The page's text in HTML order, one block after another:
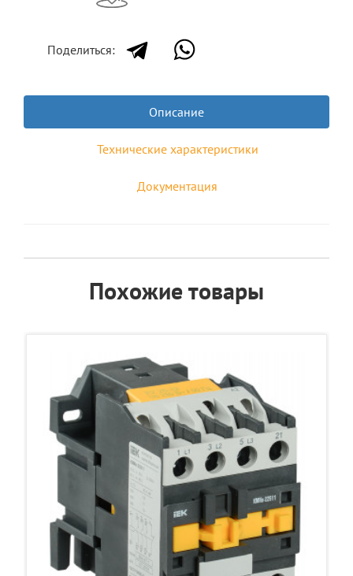
Поделиться:
Описание
Технические характеристики
Документация
Похожие товары